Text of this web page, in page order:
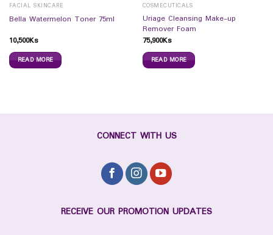
FACIAL SKINCARE
Bella Watermelon Toner 75ml
10,500Ks
READ MORE
COSMECUTICALS
Uriage Cleansing Make-up
Remover Foam
75,900Ks
READ MORE
CONNECT WITH US
RECEIVE OUR PROMOTION UPDATES